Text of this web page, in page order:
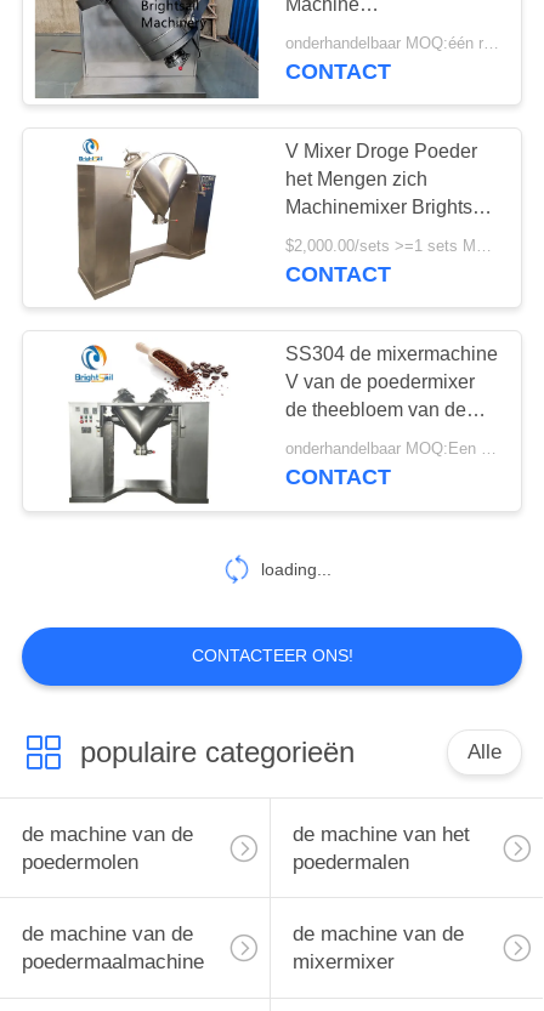
Machine
Driedimensioneel
Laboratorium
CONTACT
V Mixer Droge Poeder
het Mengen zich
Machinemixer Brightsail
4000 L
$2,000.00/sets >=1 sets MOQ:één reeks
CONTACT
SS304 de mixermachine
V van de poedermixer
de theebloem van de
typekoffie het mengen
zich machine
onderhandelbaar MOQ:Een set
CONTACT
loading...
CONTACTEER ONS!
populaire categorieën Alle
de machine van de
poedermolen
de machine van het
poedermalen
de machine van de
poedermaalmachine
de machine van de
mixermixer